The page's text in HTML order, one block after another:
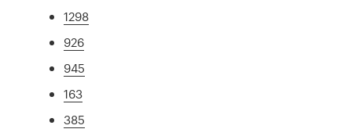
1298
926
945
163
385